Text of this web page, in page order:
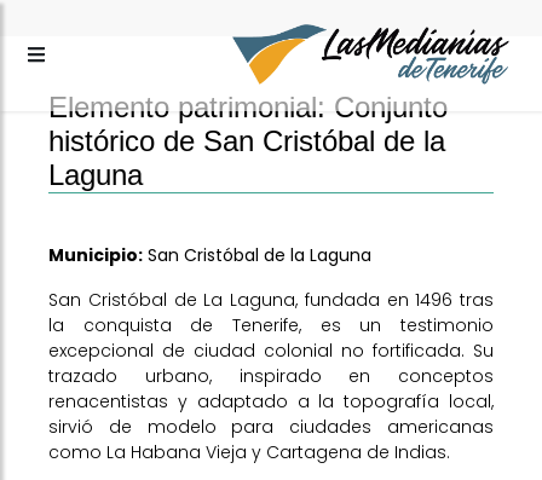
Elemento patrimonial: Conjunto
histórico de San Cristóbal de la
Laguna
Municipio: San Cristóbal de la Laguna
San Cristóbal de La Laguna, fundada en 1496 tras
la conquista de Tenerife, es un testimonio
excepcional de ciudad colonial no fortificada. Su
trazado urbano, inspirado en conceptos
renacentistas y adaptado a la topografía local,
sirvió de modelo para ciudades americanas
como La Habana Vieja y Cartagena de Indias.